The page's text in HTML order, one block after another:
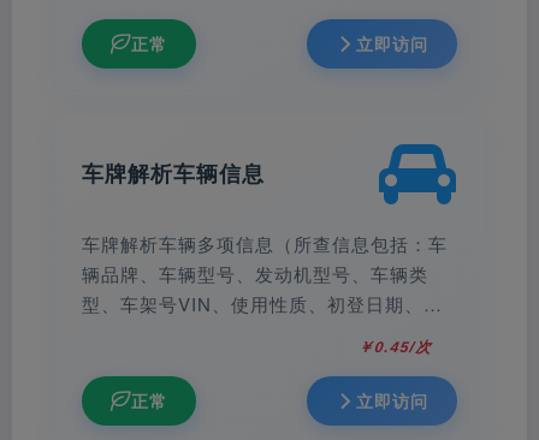
正常 立即访问
车牌解析车辆信息
车牌解析车辆多项信息（所查信息包括：车
辆品牌、车辆型号、发动机型号、车辆类
型、车架号VIN、使用性质、初登日期、汽
车排量、汽车马力、功率、轴数、轴距等基
生过户但交强险没过户，或者过户信息未更
新，这种情况的是过户前的信息（比如去年
￥0.45/次
正常 立即访问